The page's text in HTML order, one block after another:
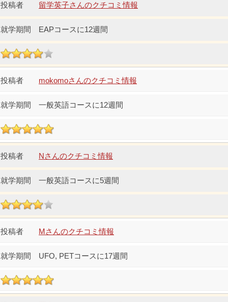
留学英子さんのクチコミ情報
EAPコースに12週間
mokomoさんのクチコミ情報
一般英語コースに12週間
Nさんのクチコミ情報
一般英語コースに5週間
Mさんのクチコミ情報
UFO, PETコースに17週間